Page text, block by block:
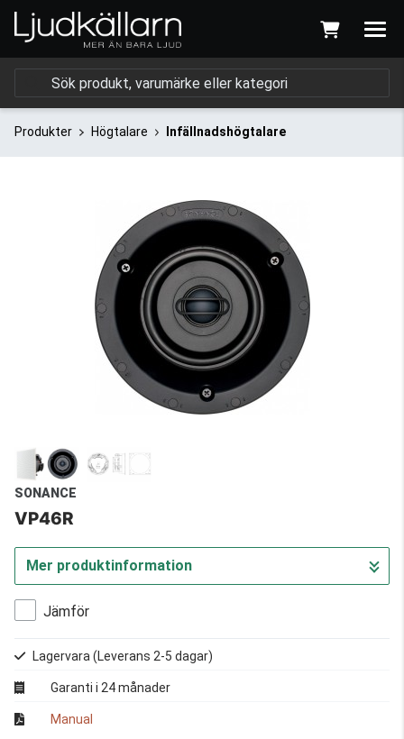
Produkter Högtalare Infällnadshögtalare
SONANCE
VP46R
Mer produktinformation
Jämför
Lagervara (Leverans 2-5 dagar)
Garanti i 24 månader
Manual